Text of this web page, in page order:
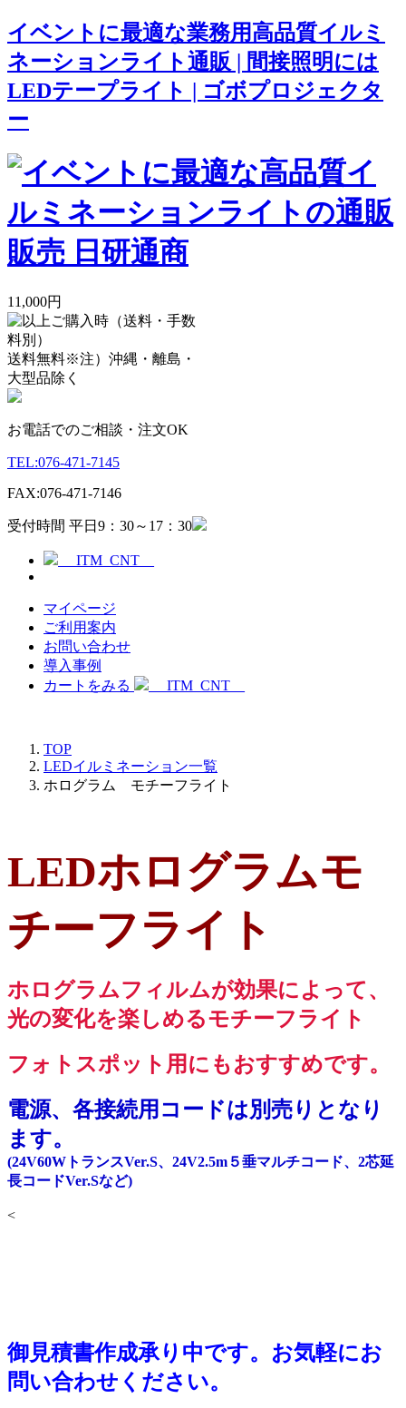
イベントに最適な業務用高品質イルミ
ネーションライト通販 | 間接照明には
LEDテープライト | ゴボプロジェクタ
ー
11,000円
送料無料※注）沖縄・離島・
大型品除く
お電話でのご相談・注文OK
TEL:076-471-7145
FAX:076-471-7146
受付時間 平日9：30～17：30
__ITM_CNT__
マイページ
ご利用案内
お問い合わせ
導入事例
カートをみる
__ITM_CNT__
TOP
LEDイルミネーション一覧
ホログラム モチーフライト
LEDホログラムモ
チーフライト
ホログラムフィルムが効果によって、
光の変化を楽しめるモチーフライト
フォトスポット用にもおすすめです。
電源、各接続用コードは別売りとなり
ます。
(24V60WトランスVer.S、24V2.5m５垂マルチコード、2芯延
長コードVer.Sなど)
<
御見積書作成承り中です。お気軽にお
問い合わせください。